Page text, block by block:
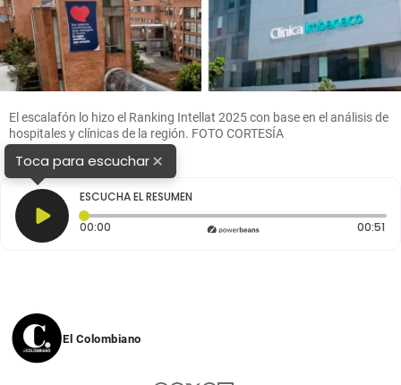
El escalafón lo hizo el Ranking Intellat 2025 con base en el análisis de
hospitales y clínicas de la región. FOTO CORTESÍA
Toca para escuchar×
ESCUCHA EL RESUMEN
00:00 Tiempo transcurrido: 0 segundos 00:51
El Colombiano